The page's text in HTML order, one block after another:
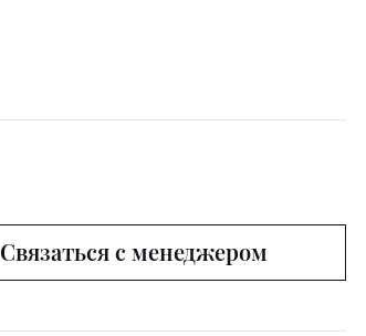
Связаться с менеджером